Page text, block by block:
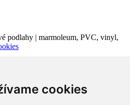
cookies
podlahy | marmoleum, PVC, vinyl,
| Webhosting